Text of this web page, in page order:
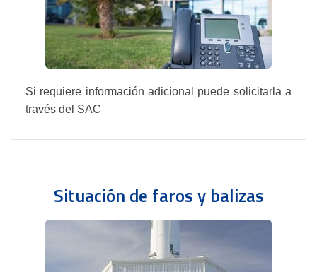
Si requiere información adicional puede solicitarla a
través del SAC
Situación de faros y balizas